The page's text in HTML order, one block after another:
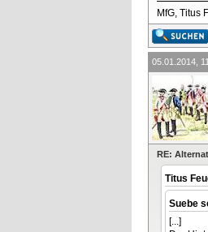
MfG, Titus
05.01.2014,
RE:
Titus
Suebe
[...]